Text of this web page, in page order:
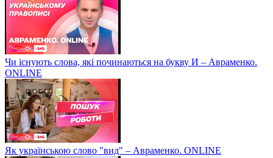
Чи існують слова, які починаються на букву И – Авраменко.
ONLINE
Як українською слово "вид" – Авраменко. ONLINE